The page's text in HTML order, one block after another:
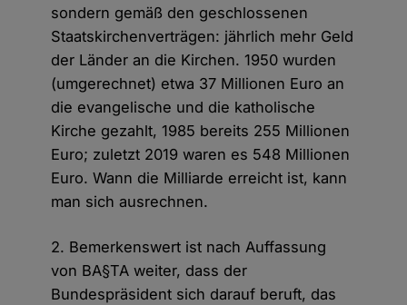
sondern gemäß den geschlossenen
Staatskirchenverträgen: jährlich mehr Geld
der Länder an die Kirchen. 1950 wurden
(umgerechnet) etwa 37 Millionen Euro an
die evangelische und die katholische
Kirche gezahlt, 1985 bereits 255 Millionen
Euro; zuletzt 2019 waren es 548 Millionen
Euro. Wann die Milliarde erreicht ist, kann
man sich ausrechnen.
2. Bemerkenswert ist nach Auffassung
von BA§TA weiter, dass der
Bundespräsident sich darauf beruft, das